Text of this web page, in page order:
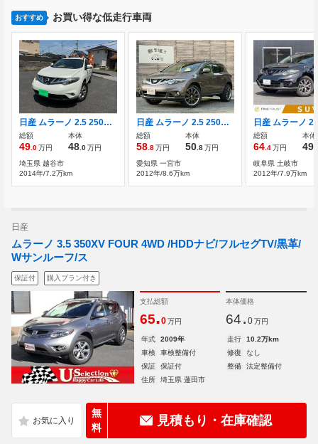
おすすめ お買い得な低走行車両
日産 ムラーノ 2.5 250XL ユーザー買取車/バックカメラ/ETC/クルーズ
総額
49.0万円
本体
48.0万円
埼玉県 越谷市
2014年/7.2万km
日産 ムラーノ 2.5 250XV ユーザー様買取車 ベージュ革シート 禁煙
総額
58.8万円
本体
50.8万円
愛知県 一宮市
2012年/8.6万km
総額
64.4万円
本体
49
岐阜県 土岐市
2012年/7.9万km
日産
ムラーノ 3.5 350XV FOUR 4WD /HDDナビ/フルセグTV/黒革/
Wサンルーフ/ス
保証付 購入プラン付き
支払総額
65.0 万円
本体価格
64. 0 万円
年式 2009年 走行
10.2万km
車検
車検整備付 修復
なし
保証
保証付 整備
法定整備付
住所
埼玉県 蓮田市
無
料
見積もり・在庫確認